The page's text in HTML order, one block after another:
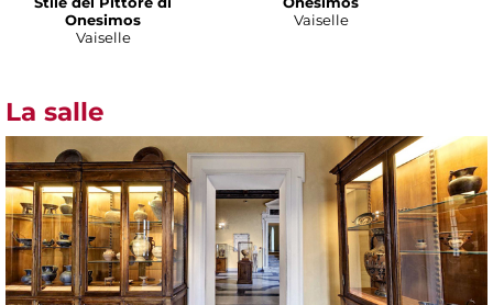
Onesimos
Vaiselle
Vaiselle
La salle